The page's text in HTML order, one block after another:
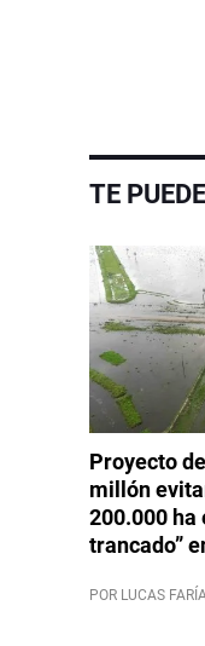
TE
Proyecto
millón
200.000 ha
trancado”
POR LUCAS